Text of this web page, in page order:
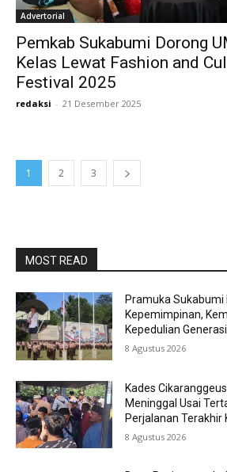
Advertorial
Pemkab Sukabumi Dorong
Kelas Lewat Fashion and
Festival 2025
redaksi - 21 Desember 2025
1 2 3
MOST READ
Pramuka
Kepemimpinan,
Kepedulian
8 Agustus 2026
Kades
Meninggal Usai
Perjalanan Terakhir
8 Agustus 2026